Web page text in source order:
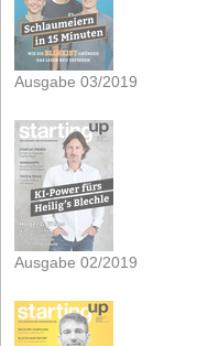
Ausgabe 03/2019
Ausgabe 02/2019